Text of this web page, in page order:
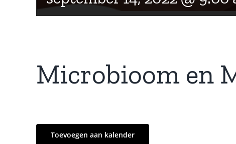
Microbioom en
Toevoegen aan kalender